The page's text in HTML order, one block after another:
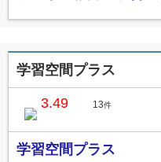
学習空間プラス
3.49 13件
学習空間プラス